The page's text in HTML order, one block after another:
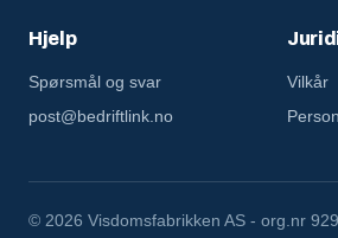
Hjelp
Spørsmål og svar
post@bedriftlink.no
Vilkår
© 2026 Visdomsfabrikken AS - org.nr